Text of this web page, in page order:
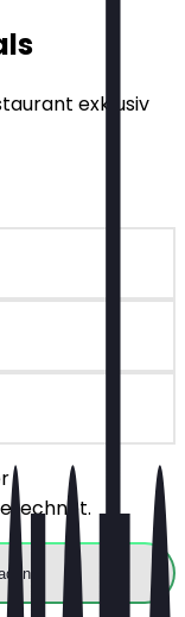
exklusiv